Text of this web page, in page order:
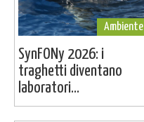
Ambiente
SynFONy 2026: i
traghetti diventano
laboratori...